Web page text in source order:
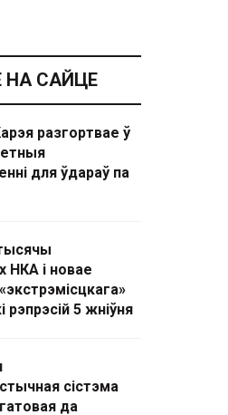
САЙЦЕ
разгортвае ў
для ўдараў па
НКА і новае
рэпрэсій 5 жніўня
сістэма
да